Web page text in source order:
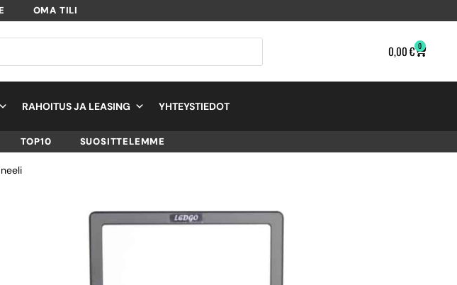
OMA TILI
0,00€ 0
RAHOITUS JA LEASING YHTEYSTIEDOT
TOP10 SUOSITTELEMME
LEDGO LG-E116C 11.5W
BI-COLOR – LED-